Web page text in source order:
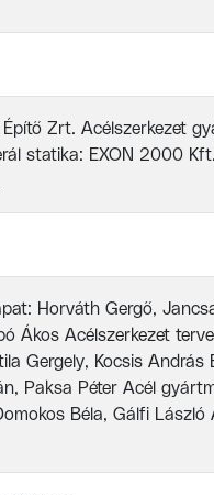
Zrt. Acélszerkezet
statika: EXON 2000
Horváth Gergő,
Ákos Acélszerkezet
Gergely, Kocsis András
Paksa Péter Acél
Béla, Gálfi László